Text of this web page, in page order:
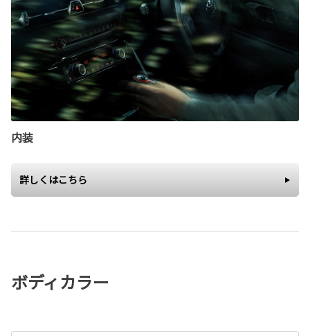
内装
詳しくはこちら
ボディカラー